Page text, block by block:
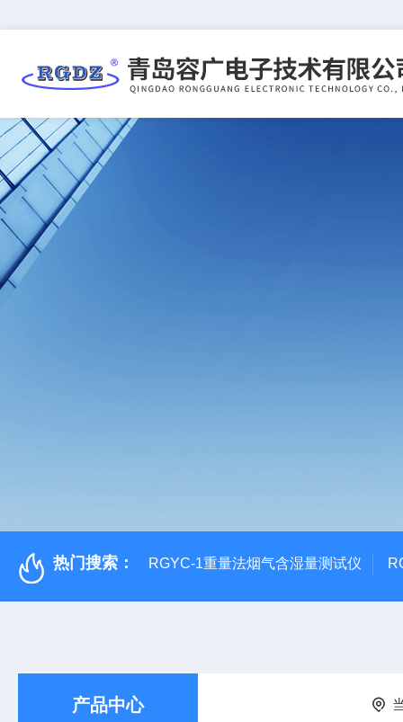
热门搜索： RGYC-1重量法烟气含湿量测试仪
产品中心